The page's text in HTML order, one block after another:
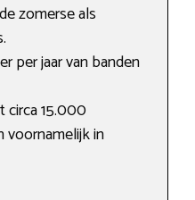
zomerse als
per jaar van banden
circa 15.000
voornamelijk in